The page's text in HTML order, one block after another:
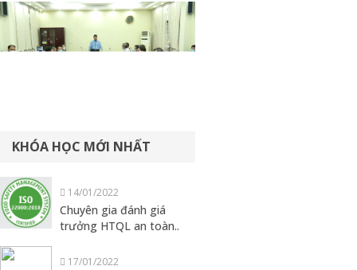
KHÓA HỌC MỚI NHẤT
14/01/2022
Chuyên gia đánh giá
trưởng HTQL an toàn..
17/01/2022